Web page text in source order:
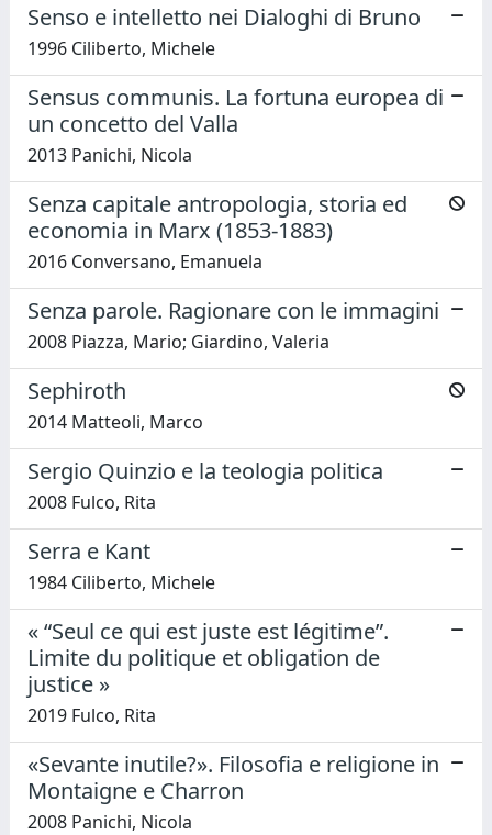
Senso e intelletto nei Dialoghi di Bruno
1996 Ciliberto, Michele
Sensus communis. La fortuna europea di
un concetto del Valla
2013 Panichi, Nicola
Senza capitale antropologia, storia ed
economia in Marx (1853-1883)
2016 Conversano, Emanuela
Senza parole. Ragionare con le immagini
2008 Piazza, Mario; Giardino, Valeria
Sephiroth
2014 Matteoli, Marco
Sergio Quinzio e la teologia politica
2008 Fulco, Rita
Serra e Kant
1984 Ciliberto, Michele
« “Seul ce qui est juste est légitime”.
Limite du politique et obligation de
justice »
2019 Fulco, Rita
«Sevante inutile?». Filosofia e religione in
Montaigne e Charron
2008 Panichi, Nicola